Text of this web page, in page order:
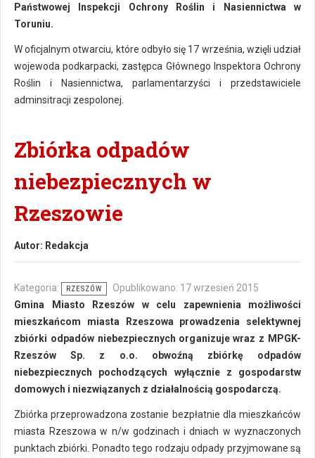
Państwowej Inspekcji Ochrony Roślin i Nasiennictwa w
Toruniu.
W oficjalnym otwarciu, które odbyło się 17 września, wzięli udział
wojewoda podkarpacki, zastępca Głównego Inspektora Ochrony
Roślin i Nasiennictwa, parlamentarzyści i przedstawiciele
adminsitracji zespolonej.
Zbiórka odpadów
niebezpiecznych w
Rzeszowie
Autor: Redakcja
Kategoria: RZESZÓW
Opublikowano: 17 wrzesień 2015
Gmina Miasto Rzeszów w celu zapewnienia możliwości
mieszkańcom miasta Rzeszowa prowadzenia selektywnej
zbiórki odpadów niebezpiecznych organizuje wraz z MPGK-
Rzeszów Sp. z o.o. obwoźną zbiórkę odpadów
niebezpiecznych pochodzących wyłącznie z gospodarstw
domowych i niezwiązanych z działalnością gospodarczą.
Zbiórka przeprowadzona zostanie bezpłatnie dla mieszkańców
miasta Rzeszowa w n/w godzinach i dniach w wyznaczonych
punktach zbiórki. Ponadto tego rodzaju odpady przyjmowane są